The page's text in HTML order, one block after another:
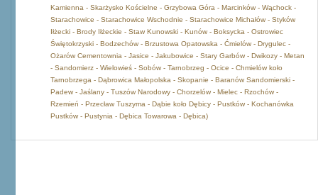
Kamienna - Skarżysko Kościelne - Grzybowa Góra - Marcinków - Wąchock -
Starachowice - Starachowice Wschodnie - Starachowice Michałów - Styków
Iłżecki - Brody Iłżeckie - Staw Kunowski - Kunów - Boksycka - Ostrowiec
Świętokrzyski - Bodzechów - Brzustowa Opatowska - Ćmielów - Drygulec -
Ożarów Cementownia - Jasice - Jakubowice - Stary Garbów - Dwikozy - Metan
- Sandomierz - Wielowieś - Sobów - Tarnobrzeg - Ocice - Chmielów koło
Tarnobrzega - Dąbrowica Małopolska - Skopanie - Baranów Sandomierski -
Padew - Jaślany - Tuszów Narodowy - Chorzelów - Mielec - Rzochów -
Rzemień - Przecław Tuszyma - Dąbie koło Dębicy - Pustków - Kochanówka
Pustków - Pustynia - Dębica Towarowa - Dębica)